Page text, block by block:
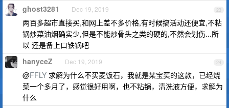
23
ghost3281 Dec 19, 2019
两百多超市直接买,和网上差不多价格,有时候搞活动还便宜,不粘
锅炒菜油烟确实少,但是不能炒骨头之类的硬的,不然会划伤...所
以 还是备上口铁锅吧
24
hanyceZ Dec 19, 2019
@FFLY 求解为什么不买麦饭石，我就是某宝买的这款，已经烧
菜一个多月了，感觉很好用啊，也不粘锅，清洗液方便，求解为
什么